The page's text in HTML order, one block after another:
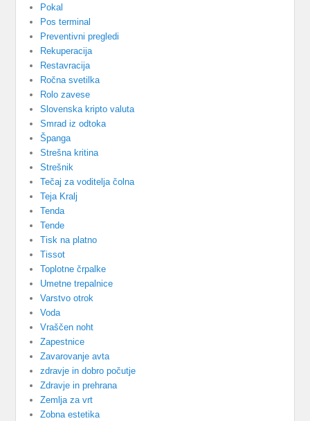
Pokal
Pos terminal
Preventivni pregledi
Rekuperacija
Restavracija
Ročna svetilka
Rolo zavese
Slovenska kripto valuta
Smrad iz odtoka
Španga
Strešna kritina
Strešnik
Tečaj za voditelja čolna
Teja Kralj
Tenda
Tende
Tisk na platno
Tissot
Toplotne črpalke
Umetne trepalnice
Varstvo otrok
Voda
Vraščen noht
Zapestnice
Zavarovanje avta
zdravje in dobro počutje
Zdravje in prehrana
Zemlja za vrt
Zobna estetika